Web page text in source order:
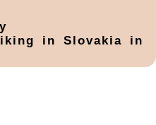
in Slovakia in